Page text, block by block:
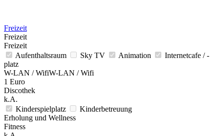
Freizeit
Freizeit
Freizeit
Aufenthaltsraum
Sky TV Animation
Internetcafe / -
platz
W-LAN / WifiW-LAN / Wifi
1 Euro
Discothek
k.A.
Kinderspielplatz
Kinderbetreuung
Erholung und Wellness
Fitness